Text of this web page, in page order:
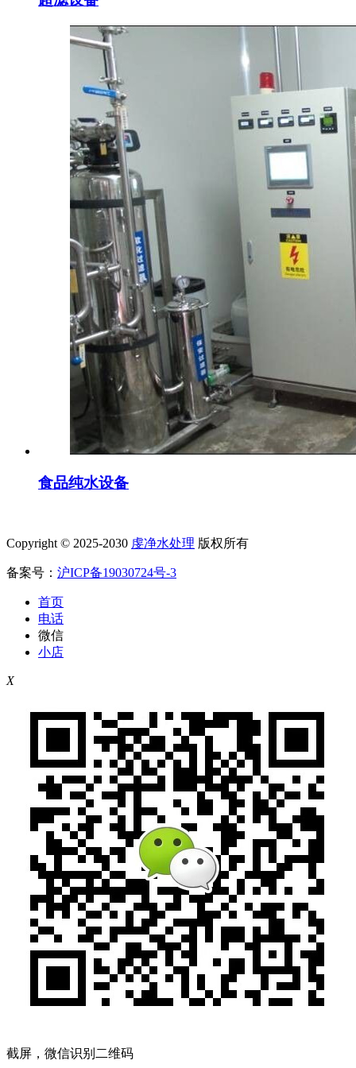
食品纯水设备
Copyright © 2025-2030 虔净水处理 版权所有
备案号： 沪ICP备19030724号-3
首页
电话
微信
小店
X
截屏，微信识别二维码